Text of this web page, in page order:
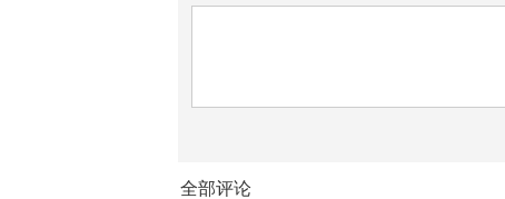
全部评论